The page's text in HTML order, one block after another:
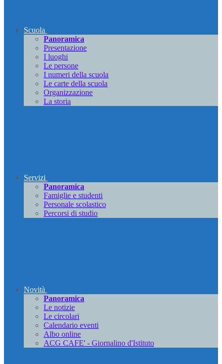
Scuola
Panoramica
Presentazione
I luoghi
Le persone
I numeri della scuola
Le carte della scuola
Organizzazione
La storia
Servizi
Panoramica
Famiglie e studenti
Personale scolastico
Percorsi di studio
Novità
Panoramica
Le notizie
Le circolari
Calendario eventi
Albo online
ACG CAFE' - Giornalino d'Istituto